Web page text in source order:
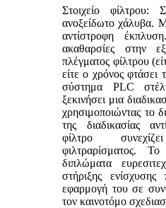
Στοιχείο φίλτρου:
ανοξείδωτο χάλυβα.
αντίστροφη
ακαθαρσίες στην
πλέγματος φίλτρου
είτε ο χρόνος φτάσει
σύστημα PLC
ξεκινήσει μια
χρησιμοποιώντας το
της διαδικασίας
φίλτρο
φιλτραρίσματος.
διπλώματα
στήριξης
εφαρμογή του σε
τον καινοτόμο